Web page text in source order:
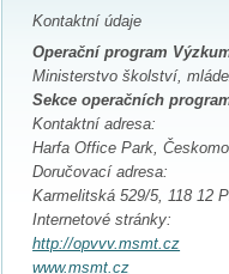
Kontaktní údaje
Operační program
Ministerstvo školství,
Sekce operačních
Kontaktní adresa:
Harfa Office Park,
Doručovací adresa:
Karmelitská 529/5, 118 12
Internetové stránky:
http://opvvv.msmt.cz
www.msmt.cz